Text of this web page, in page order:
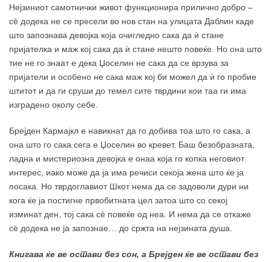
Нејзиниот самотнички живот функционира прилично добро –
сè додека не се пресели во нов стан на улицата Даблин каде
што запознава девојка која очигледно сака да ѝ стане
пријателка и маж кој сака да ѝ стане нешто повеќе. Но она што
тие не го знаат е дека Џоселин не сака да се врзува за
пријатели и особено не сака маж кој би можел да ѝ го пробие
штитот и да ги сруши до темел сите тврдини кои таа ги има
изградено околу себе.
Брејден Кармајкл е навикнат да го добива тоа што го сака, а
она што го сака сега е Џоселин во кревет. Баш безобразната,
ладна и мистериозна девојка е онаа која го копка неговиот
интерес, иако може да ја има речиси секоја жена што ќе ја
посака. Но тврдоглавиот Шкот нема да се задоволи дури ни
кога ќе ја постигне првобитната цел затоа што со секој
изминат ден, тој сака сè повеќе од неа. И нема да се откаже
сè додека не ја запознае… до сржта на нејзината душа.
Книгава ќе ве остави без сон, а Брејден ќе ве остави без